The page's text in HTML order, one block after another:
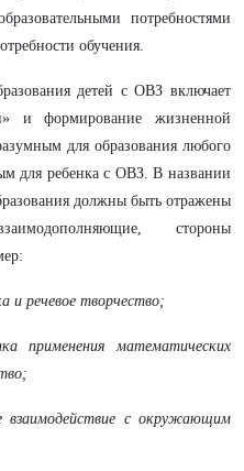
потребностями
обучения.
детей с ОВЗ включает
и формирование жизненной
для образования любого
для ребенка с ОВЗ. В названии
должны быть отражены
стороны
и речевое творчество;
применения математических
взаимодействие с окружающим